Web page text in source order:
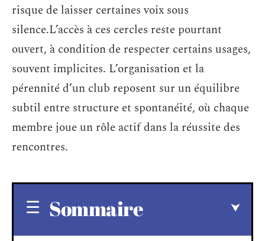
risque de laisser certaines voix sous
silence.L’accès à ces cercles reste pourtant
ouvert, à condition de respecter certains usages,
souvent implicites. L’organisation et la
pérennité d’un club reposent sur un équilibre
subtil entre structure et spontanéité, où chaque
membre joue un rôle actif dans la réussite des
rencontres.
Sommaire